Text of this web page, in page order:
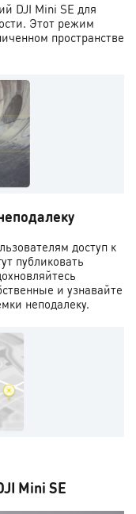
DJI Mini SE для
Этот режим
пространстве
доступ к
публиковать
и узнавайте
неподалеку.
Mini SE